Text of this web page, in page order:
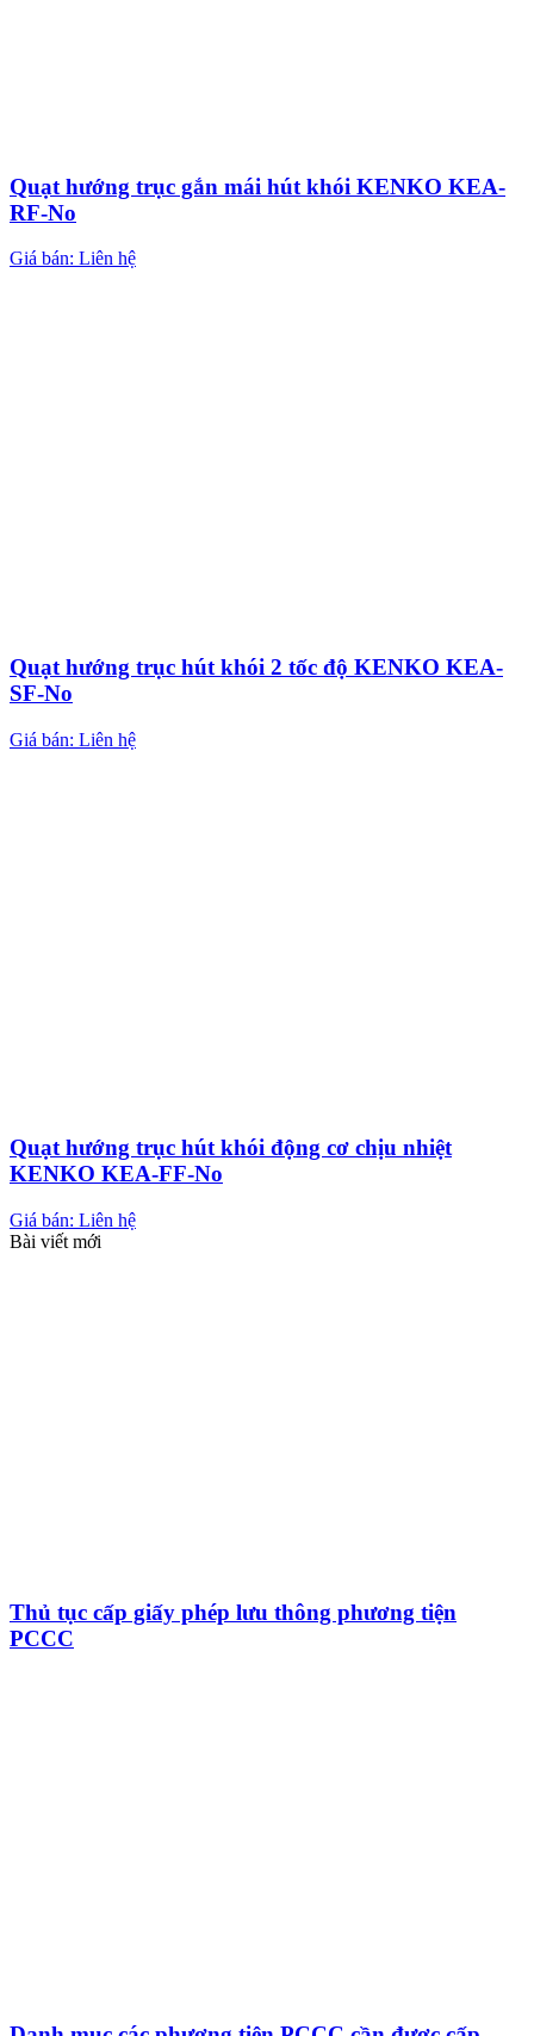
Quạt hướng trục gắn mái hút khói KENKO KEA-
RF-No
Giá bán: Liên hệ
Quạt hướng trục hút khói 2 tốc độ KENKO KEA-
SF-No
Giá bán: Liên hệ
Quạt hướng trục hút khói động cơ chịu nhiệt
KENKO KEA-FF-No
Giá bán: Liên hệ
Bài viết mới
Thủ tục cấp giấy phép lưu thông phương tiện
PCCC